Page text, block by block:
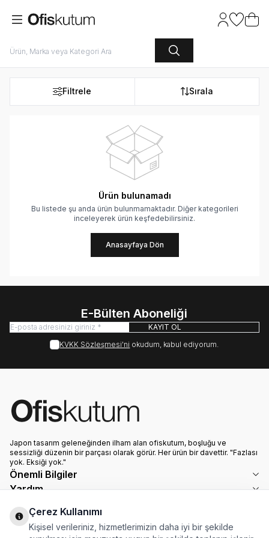
Hesabım
Filtrele Sırala
Ürün bulunamadı
Bu listede şu anda ürün bulunmamaktadır. Diğer kategorileri
inceleyerek ürün keşfedebilirsiniz.
Anasayfaya Dön
E-Bülten Aboneliği
KAYIT OL
KVKK Sözleşmesi'ni okudum, kabul ediyorum.
Japon tasarım geleneğinden ilham alan ofiskutum, boşluğu ve
sessizliği düzenin bir parçası olarak görür. Her ürün bir davettir. "Fazlası
yok. Eksiği yok."
Önemli Bilgiler
Yardım
Adres & İletişim
Çerez Kullanımı
Kişisel verileriniz, hizmetlerimizin daha iyi bir şekilde